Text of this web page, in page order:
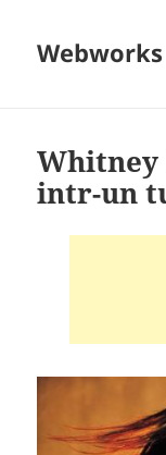
Webworks
Whitney
intr-un